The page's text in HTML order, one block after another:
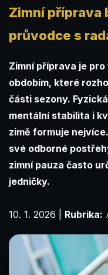
Zimní příprava
průvodce s
Zimní příprava je
obdobím, které
části sezony.
mentální stabilita i
zimě formuje
své odborné
zimní pauza často
jedničky.
10. 1. 2026 Rubrika: